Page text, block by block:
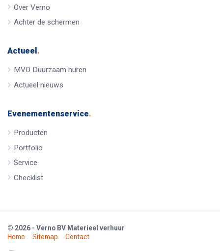
Over Verno
Achter de schermen
Actueel .
MVO Duurzaam huren
Actueel nieuws
Evenementenservice.
Producten
Portfolio
Service
Checklist
© 2026 - Verno BV Materieel verhuur
Home
Sitemap Contact